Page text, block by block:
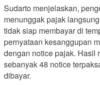
Sudarto menjelaskan,
menunggak pajak
tidak siap membayar di
pernyataan kesanggupan
dengan notice pajak. Hasil
sebanyak 48 notice
dibayar.